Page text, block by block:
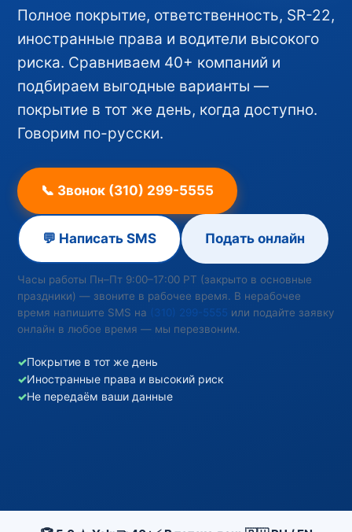
Полное покрытие, ответственность, SR-22,
иностранные права и водители высокого
риска. Сравниваем 40+ компаний и
подбираем выгодные варианты —
покрытие в тот же день, когда доступно.
Говорим по-русски.
📞 Звонок (310) 299-5555
💬 Написать SMS Подать онлайн
Часы работы Пн–Пт 9:00–17:00 PT (закрыто в основные
праздники) — звоните в рабочее время. В нерабочее
время напишите SMS на (310) 299-5555 или подайте заявку
онлайн в любое время — мы перезвоним.
✓Покрытие в тот же день
✓Иностранные права и высокий риск
✓Не передаём ваши данные